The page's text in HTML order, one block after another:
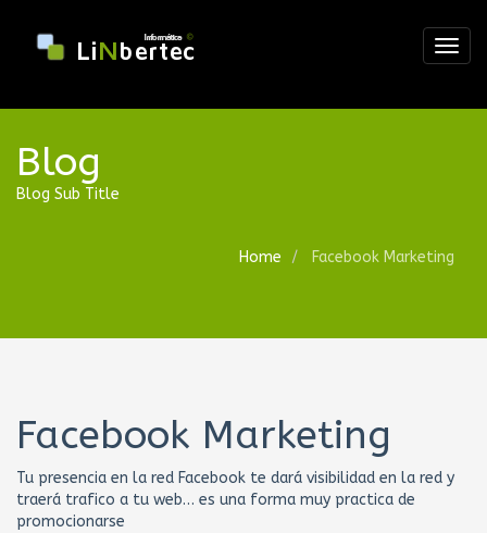
Blog
Blog Sub Title
Home Facebook Marketing
Facebook Marketing
Tu presencia en la red Facebook te dará visibilidad en la red y
traerá trafico a tu web… es una forma muy practica de
promocionarse